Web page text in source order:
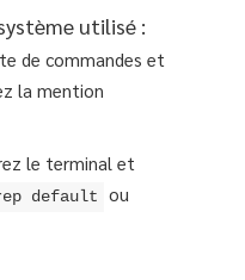
utilisé :
de commandes et
la mention
le terminal et
default ou